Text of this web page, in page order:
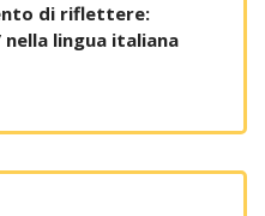
di riflettere:
nella lingua italiana